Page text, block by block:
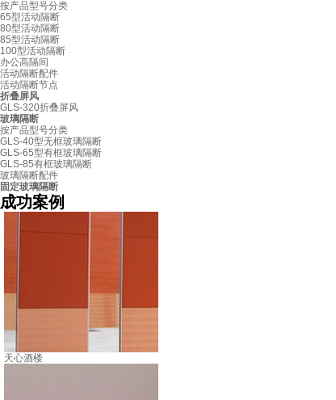
按产品型号分类
65型活动隔断
80型活动隔断
85型活动隔断
100型活动隔断
办公高隔间
活动隔断配件
活动隔断节点
折叠屏风
GLS-320折叠屏风
玻璃隔断
按产品型号分类
GLS-40型无框玻璃隔断
GLS-65型有框玻璃隔断
GLS-85有框玻璃隔断
玻璃隔断配件
固定玻璃隔断
成功案例